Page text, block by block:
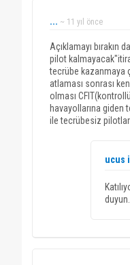
... ~ 11 yıl önce
Açıklamayı
pilot
tecrübe kazanmaya
atlaması sonrası
olması
havayollarına
ile tecrübesiz pilotlar
ucus
duyun.